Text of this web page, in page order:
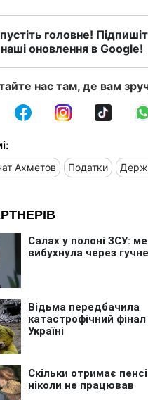
головне!
наші оновлення в Google!
нас там, де вам
Ахметов Податки